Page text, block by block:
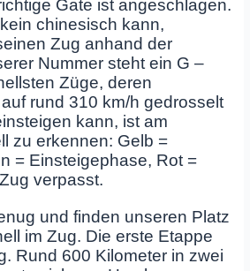
Gate ist angeschlagen.
chinesisch kann,
Zug anhand der
Nummer steht ein G –
Züge, deren
rund 310 km/h gedrosselt
kann, ist am
zu erkennen: Gelb =
= Einsteigephase, Rot =
verpasst.
und finden unseren Platz
im Zug. Die erste Etappe
Rund 600 Kilometer in zwei